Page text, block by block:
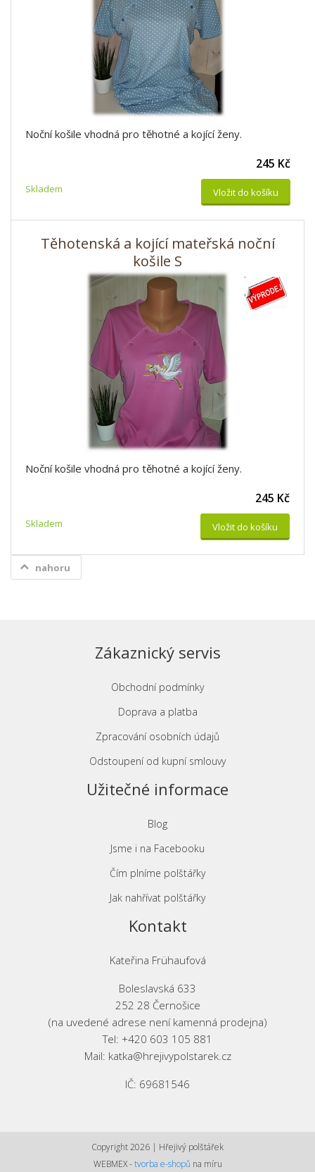
Noční košile vhodná pro těhotné a kojící ženy.
Skladem
245 Kč
Vložit do košíku
Těhotenská a kojící mateřská noční
košile S
Noční košile vhodná pro těhotné a kojící ženy.
Skladem
245 Kč
Vložit do košíku
nahoru
Zákaznický servis
Obchodní podmínky
Doprava a platba
Zpracování osobních údajů
Odstoupení od kupní smlouvy
Užitečné informace
Blog
Jsme i na Facebooku
Čím plníme polštářky
Jak nahřívat polštářky
Kontakt
Kateřina Frühaufová
Boleslavská 633
252 28 Černošice
(na uvedené adrese není kamenná prodejna)
Tel: +420 603 105 881
Mail: katka@hrejivypolstarek.cz
IČ: 69681546
Copyright 2026 | Hřejivý polštářek
WEBMEX -tvorba e-shopů na míru